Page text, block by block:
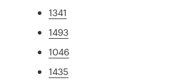
1341
1493
1046
1435